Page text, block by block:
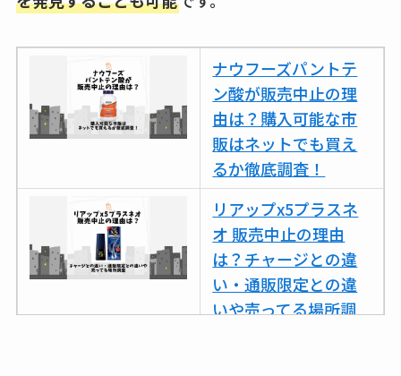
ナウフーズパントテ
ン酸が販売中止の理
由は？購入可能な市
販はネットでも買え
るか徹底調査！
リアップx5プラスネ
オ 販売中止の理由
は？チャージとの違
い・通販限定との違
いや売ってる場所調